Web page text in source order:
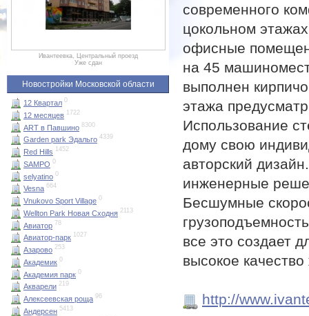
Ивантеевка, Центральный проезд
Уже сдан
Новостройки Московской области
12 Квартал 0
12 месяцев 1722
ART в Павшино 8300
Garden park Эдальго 4339
Red Hills 1452
SAMPO 0
selyatino 0
Vesna 664
Vnukovo Sport Village 0
Wellton Park Новая Сходня 2113
Авиатор 78
Авиатор-парк 1027
Азарово 253
Академик 0
Академия парк 0
Акварели 219
Алексеевская роща 96
Андерсен 5413
современного
цокольном
офисные
на 45
выполнен
этажа
Использование
дому свою
авторский
инженерные
Бесшумные
все это создает
высокое
http://